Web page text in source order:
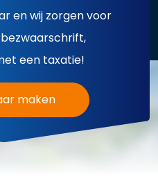
en wij zorgen voor
een taxatie!
maken